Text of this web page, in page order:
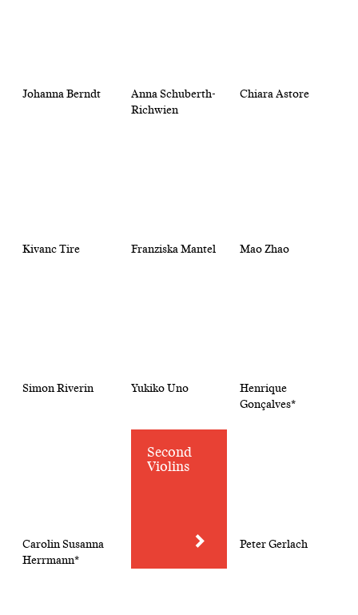
Johanna Berndt
Anna Schuberth-
Richwien
Chiara Astore
Kivanc Tire Franziska Mantel Mao Zhao
Simon Riverin Yukiko Uno
Henrique
Gonçalves*
Carolin Susanna
Herrmann*
Second
Violins
Peter Gerlach